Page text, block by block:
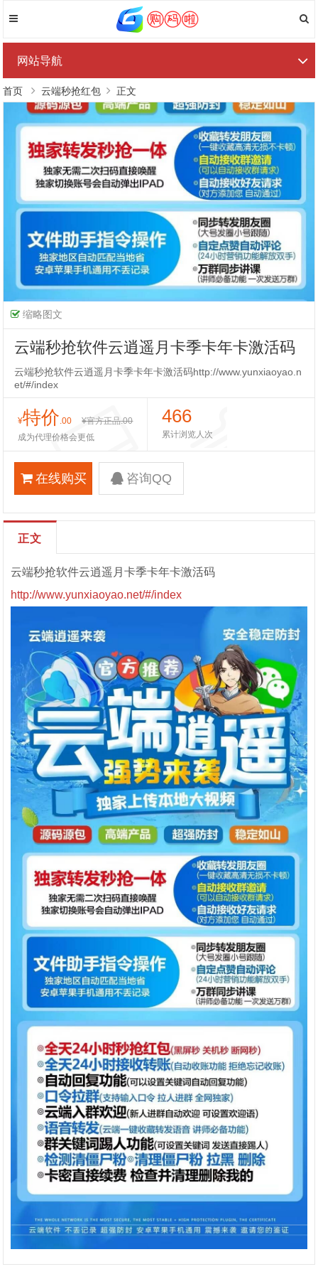
网站导航
首页 云端秒抢红包 正文
缩略图文
云端秒抢软件云逍遥月卡季卡年卡激活码
云端秒抢软件云逍遥月卡季卡年卡激活码http://www.yunxiaoyao.n
et/#/index
¥特价.00 ¥官方正品.00
成为代理价格会更低
466
累计浏览人次
在线购买 咨询QQ
正文
云端秒抢软件云逍遥月卡季卡年卡激活码
http://www.yunxiaoyao.net/#/index